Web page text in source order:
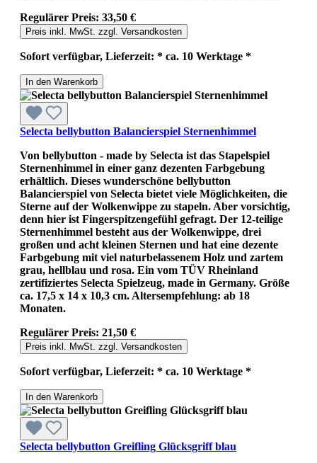
Regulärer Preis: 33,50 €
Preis inkl. MwSt. zzgl. Versandkosten
Sofort verfügbar, Lieferzeit: * ca. 10 Werktage *
In den Warenkorb
Selecta bellybutton Balancierspiel Sternenhimmel
Von bellybutton - made by Selecta ist das Stapelspiel
Sternenhimmel in einer ganz dezenten Farbgebung
erhältlich. Dieses wunderschöne bellybutton
Balancierspiel von Selecta bietet viele Möglichkeiten, die
Sterne auf der Wolkenwippe zu stapeln. Aber vorsichtig,
denn hier ist Fingerspitzengefühl gefragt. Der 12-teilige
Sternenhimmel besteht aus der Wolkenwippe, drei
großen und acht kleinen Sternen und hat eine dezente
Farbgebung mit viel naturbelassenem Holz und zartem
grau, hellblau und rosa. Ein vom TÜV Rheinland
zertifiziertes Selecta Spielzeug, made in Germany. Größe
ca. 17,5 x 14 x 10,3 cm. Altersempfehlung: ab 18
Monaten.
Regulärer Preis: 21,50 €
Preis inkl. MwSt. zzgl. Versandkosten
Sofort verfügbar, Lieferzeit: * ca. 10 Werktage *
In den Warenkorb
Selecta bellybutton Greifling Glücksgriff blau